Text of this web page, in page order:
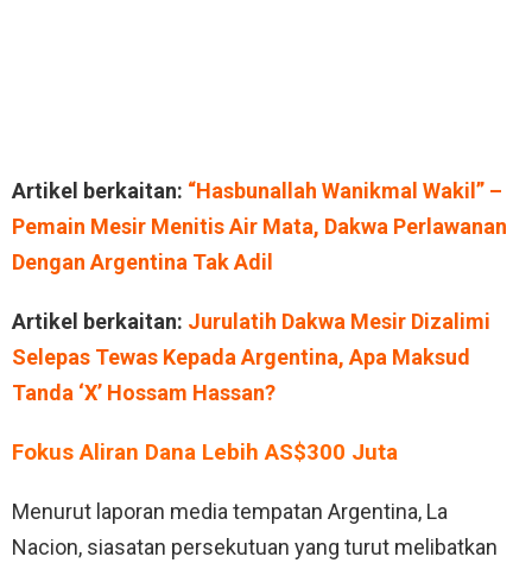
Artikel berkaitan: “Hasbunallah Wanikmal Wakil” –
Pemain Mesir Menitis Air Mata, Dakwa Perlawanan
Dengan Argentina Tak Adil
Artikel berkaitan: Jurulatih Dakwa Mesir Dizalimi
Selepas Tewas Kepada Argentina, Apa Maksud
Tanda ‘X’ Hossam Hassan?
Fokus Aliran Dana Lebih AS$300 Juta
Menurut laporan media tempatan Argentina, La
Nacion, siasatan persekutuan yang turut melibatkan